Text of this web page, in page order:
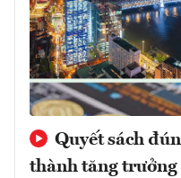
Quyết sách
thành tăng trưởng